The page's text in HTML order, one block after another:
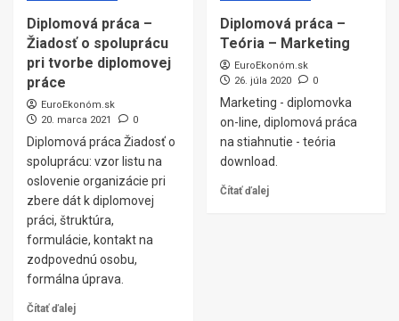
Diplomová práca –
Žiadosť o spoluprácu
pri tvorbe diplomovej
práce
EuroEkonóm.sk
20. marca 2021
0
Diplomová práca Žiadosť o
spoluprácu: vzor listu na
oslovenie organizácie pri
zbere dát k diplomovej
práci, štruktúra,
formulácie, kontakt na
zodpovednú osobu,
formálna úprava.
Čítať ďalej
Diplomová práca –
Teória – Marketing
EuroEkonóm.sk
26. júla 2020
0
Marketing - diplomovka
on-line, diplomová práca
na stiahnutie - teória
download.
Čítať ďalej